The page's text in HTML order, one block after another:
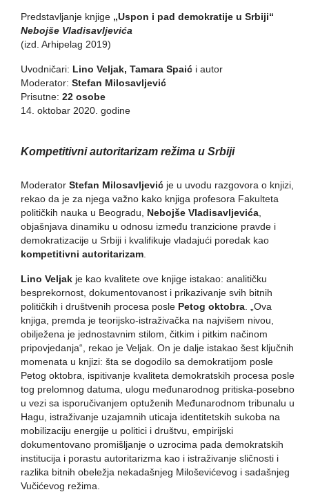
Predstavljanje knjige „Uspon i pad demokratije u Srbiji“
Nebojše Vladisavljevića
(izd. Arhipelag 2019)
Uvodničari: Lino Veljak, Tamara Spaić i autor
Moderator: Stefan Milosavljević
Prisutne: 22 osobe
14. oktobar 2020. godine
Kompetitivni autoritarizam režima u Srbiji
Moderator Stefan Milosavljević je u uvodu razgovora o knjizi,
rekao da je za njega važno kako knjiga profesora Fakulteta
političkih nauka u Beogradu, Nebojše Vladisavljevića,
objašnjava dinamiku u odnosu između tranzicione pravde i
demokratizacije u Srbiji i kvalifikuje vladajući poredak kao
kompetitivni autoritarizam.
Lino Veljak je kao kvalitete ove knjige istakao: analitičku
besprekornost, dokumentovanost i prikazivanje svih bitnih
političkih i društvenih procesa posle Petog oktobra. „Ova
knjiga, premda je teorijsko-istraživačka na najvišem nivou,
obilježena je jednostavnim stilom, čitkim i pitkim načinom
pripovjedanja“, rekao je Veljak. On je dalje istakao šest ključnih
momenata u knjizi: šta se dogodilo sa demokratijom posle
Petog oktobra, ispitivanje kvaliteta demokratskih procesa posle
tog prelomnog datuma, ulogu međunarodnog pritiska-posebno
u vezi sa isporučivanjem optuženih Međunarodnom tribunalu u
Hagu, istraživanje uzajamnih uticaja identitetskih sukoba na
mobilizaciju energije u politici i društvu, empirijski
dokumentovano promišljanje o uzrocima pada demokratskih
institucija i porastu autoritarizma kao i istraživanje sličnosti i
razlika bitnih obeležja nekadašnjeg Miloševićevog i sadašnjeg
Vučićevog režima.